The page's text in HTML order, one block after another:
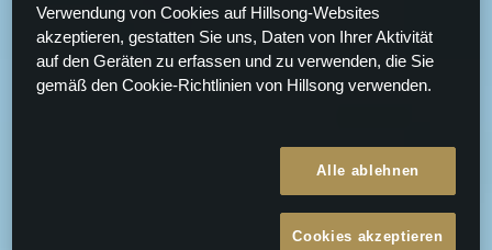
Verwendung von Cookies auf Hillsong-Websites
akzeptieren, gestatten Sie uns, Daten von Ihrer Aktivität
auf den Geräten zu erfassen und zu verwenden, die Sie
gemäß den Cookie-Richtlinien von Hillsong verwenden.
Alle ablehnen
Cookies akzeptieren